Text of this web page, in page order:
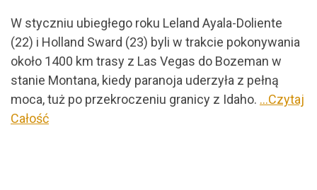
W styczniu ubiegłego roku Leland Ayala-Doliente
(22) i Holland Sward (23) byli w trakcie pokonywania
około 1400 km trasy z Las Vegas do Bozeman w
stanie Montana, kiedy paranoja uderzyła z pełną
moca, tuż po przekroczeniu granicy z Idaho. …Czytaj
Całość